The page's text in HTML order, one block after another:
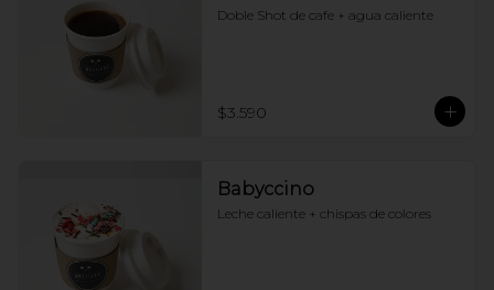
Doble Shot de cafe + agua caliente
$3.590
Babyccino
Leche caliente + chispas de colores